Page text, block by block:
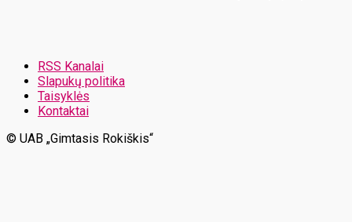
RSS Kanalai
Slapukų politika
Taisyklės
Kontaktai
© UAB „Gimtasis Rokiškis“